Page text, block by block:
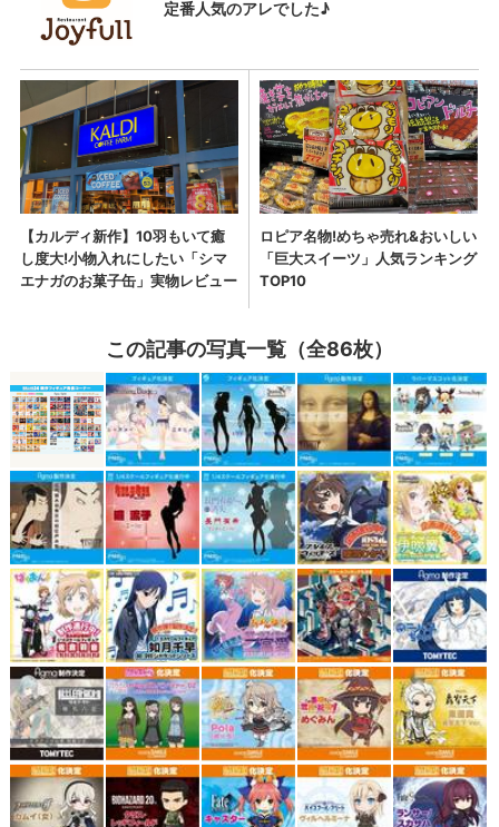
この記事の写真一覧（全86枚）